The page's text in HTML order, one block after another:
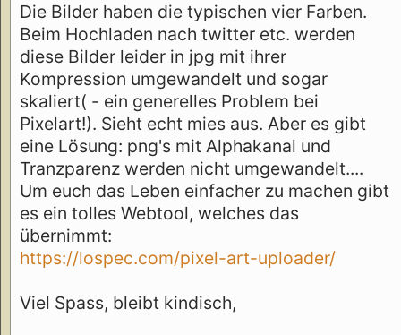
Die Bilder haben die typischen vier Farben.
Beim Hochladen nach twitter etc. werden
diese Bilder leider in jpg mit ihrer
Kompression umgewandelt und sogar
skaliert( - ein generelles Problem bei
Pixelart!). Sieht echt mies aus. Aber es gibt
eine Lösung: png's mit Alphakanal und
Tranzparenz werden nicht umgewandelt....
Um euch das Leben einfacher zu machen gibt
es ein tolles Webtool, welches das
übernimmt:
https://lospec.com/pixel-art-uploader/
Viel Spass, bleibt kindisch,